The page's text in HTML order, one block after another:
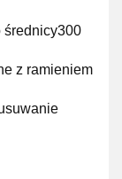
średnicy300
z ramieniem